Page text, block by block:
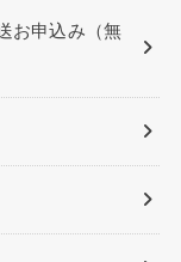
お申込み（無